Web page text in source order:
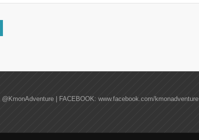
| FACEBOOK: www.facebook.com/kmonadventure